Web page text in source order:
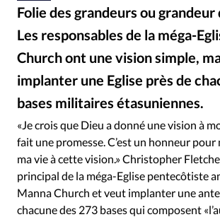
Toute l'actualité
Se connecter
RUBRIQUES
Toute l'actualité Bible Culture
Eglises
Histoire Laicité
Liberté
Mission
Monde People
Société
Folie des grandeurs ou grandeur
Les responsables de la méga-
Church ont une vision simple,
implanter une Eglise près de
bases militaires étasuniennes.
«Je crois que Dieu a donné une vision à
fait une promesse. C’est un honneur pour
ma vie à cette vision.» Christopher
principal de la méga-Eglise pentecôtiste
Manna Church et veut implanter une
chacune des 273 bases qui composent